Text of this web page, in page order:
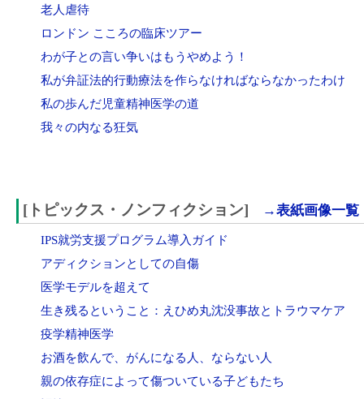
老人虐待
ロンドン こころの臨床ツアー
わが子との言い争いはもうやめよう！
私が弁証法的行動療法を作らなければならなかったわけ
私の歩んだ児童精神医学の道
我々の内なる狂気
[トピックス・ノンフィクション] →表紙画像一覧
IPS就労支援プログラム導入ガイド
アディクションとしての自傷
医学モデルを超えて
生き残るということ：えひめ丸沈没事故とトラウマケア
疫学精神医学
お酒を飲んで、がんになる人、ならない人
親の依存症によって傷ついている子どもたち